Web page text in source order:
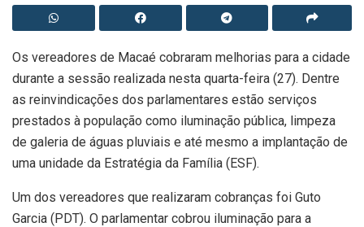
Os vereadores de Macaé cobraram melhorias para a cidade
durante a sessão realizada nesta quarta-feira (27). Dentre
as reinvindicações dos parlamentares estão serviços
prestados à população como iluminação pública, limpeza
de galeria de águas pluviais e até mesmo a implantação de
uma unidade da Estratégia da Família (ESF).
Um dos vereadores que realizaram cobranças foi Guto
Garcia (PDT). O parlamentar cobrou iluminação para a